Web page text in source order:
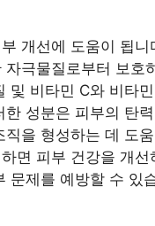
개선에 도움이 됩니
자극물질로부터 보호
및 비타민 C와 비타
한 성분은 피부의 탄
직을 형성하는 데 도
면 피부 건강을 개선
문제를 예방할 수 있